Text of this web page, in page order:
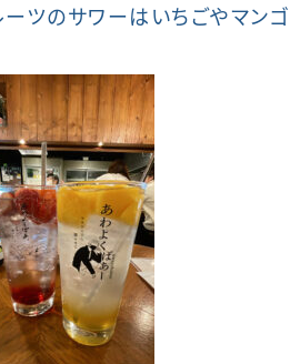
ーツのサワーはいちごやマン